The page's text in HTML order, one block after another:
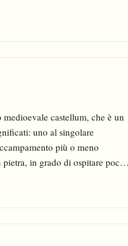
castellum, che è un
uno al singolare
più o meno
in grado di ospitare pochi